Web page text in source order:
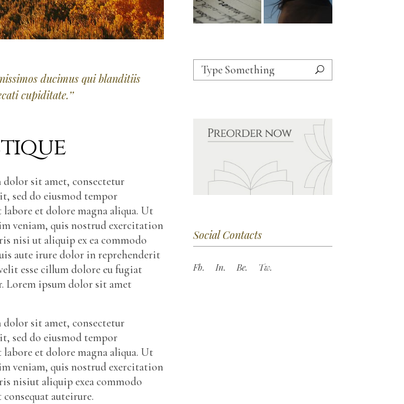
ducimus qui blanditiis
cupiditate.’’
dolor sit amet, consectetur
sed do eiusmod tempor
et dolore magna aliqua. Ut
veniam, quis nostrud exercitation
nisi ut aliquip ex ea commodo
aute irure dolor in reprehenderit
esse cillum dolore eu fugiat
Lorem ipsum dolor sit amet
dolor sit amet, consectetur
sed do eiusmod tempor
et dolore magna aliqua. Ut
veniam, quis nostrud exercitation
nisiut aliquip exea commodo
auteirure.
Social Contacts
Fb. In. Be. Tw.